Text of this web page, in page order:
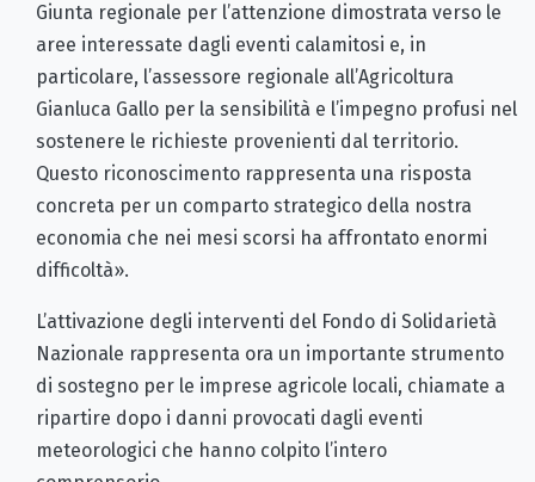
Giunta regionale per l’attenzione dimostrata verso le
aree interessate dagli eventi calamitosi e, in
particolare, l’assessore regionale all’Agricoltura
Gianluca Gallo per la sensibilità e l’impegno profusi nel
sostenere le richieste provenienti dal territorio.
Questo riconoscimento rappresenta una risposta
concreta per un comparto strategico della nostra
economia che nei mesi scorsi ha affrontato enormi
difficoltà».
L’attivazione degli interventi del Fondo di Solidarietà
Nazionale rappresenta ora un importante strumento
di sostegno per le imprese agricole locali, chiamate a
ripartire dopo i danni provocati dagli eventi
meteorologici che hanno colpito l’intero